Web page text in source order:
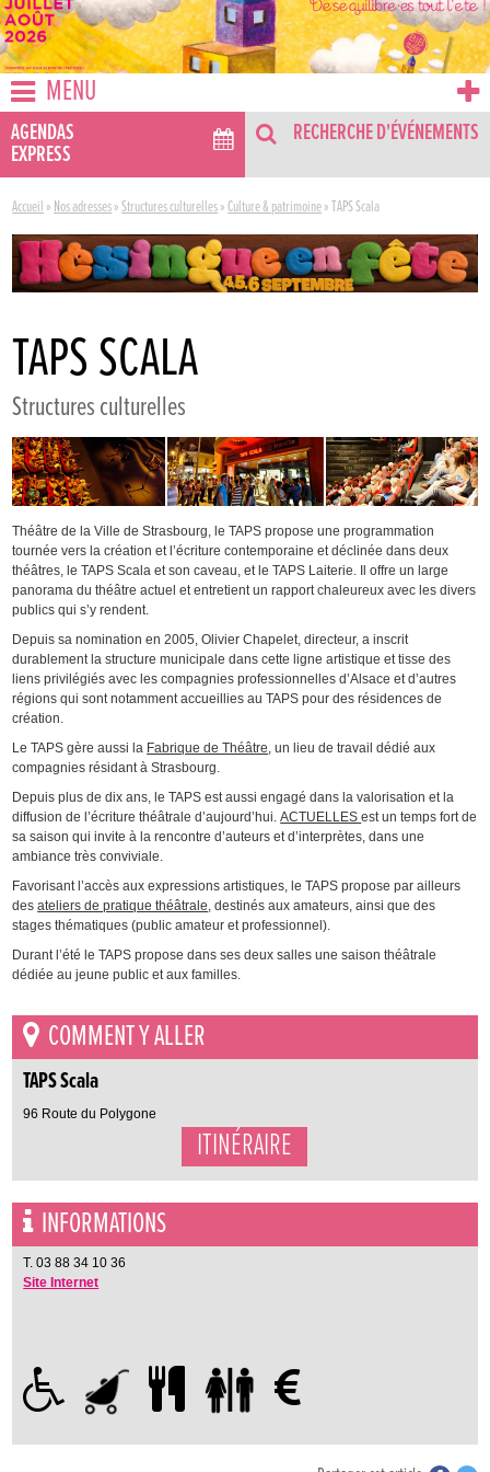
MENU
AGENDAS
EXPRESS
RECHERCHE D'ÉVÉNEMENTS
Accueil » Nos adresses»Structures culturelles»Culture & patrimoine»TAPS Scala
TAPS SCALA
Structures culturelles
Théâtre de la Ville de Strasbourg, le TAPS propose une programmation
tournée vers la création et l’écriture contemporaine et déclinée dans deux
théâtres, le TAPS Scala et son caveau, et le TAPS Laiterie. Il offre un large
panorama du théâtre actuel et entretient un rapport chaleureux avec les divers
publics qui s’y rendent.
Depuis sa nomination en 2005, Olivier Chapelet, directeur, a inscrit
durablement la structure municipale dans cette ligne artistique et tisse des
liens privilégiés avec les compagnies professionnelles d’Alsace et d’autres
régions qui sont notamment accueillies au TAPS pour des résidences de
création.
Le TAPS gère aussi la Fabrique de Théâtre, un lieu de travail dédié aux
compagnies résidant à Strasbourg.
Depuis plus de dix ans, le TAPS est aussi engagé dans la valorisation et la
diffusion de l’écriture théâtrale d’aujourd’hui.ACTUELLESest un temps fort de
sa saison qui invite à la rencontre d’auteurs et d’interprètes, dans une
ambiance très conviviale.
Favorisant l’accès aux expressions artistiques, le TAPS propose par ailleurs
desateliers de pratique théâtrale, destinés aux amateurs, ainsi que des
stages thématiques (public amateur et professionnel).
Durant l’été le TAPS propose dans ses deux salles une saison théâtrale
dédiée au jeune public et aux familles.
COMMENT Y ALLER
TAPS Scala
96 Route du Polygone
ITINÉRAIRE
INFORMATIONS
T. 03 88 34 10 36
Site Internet